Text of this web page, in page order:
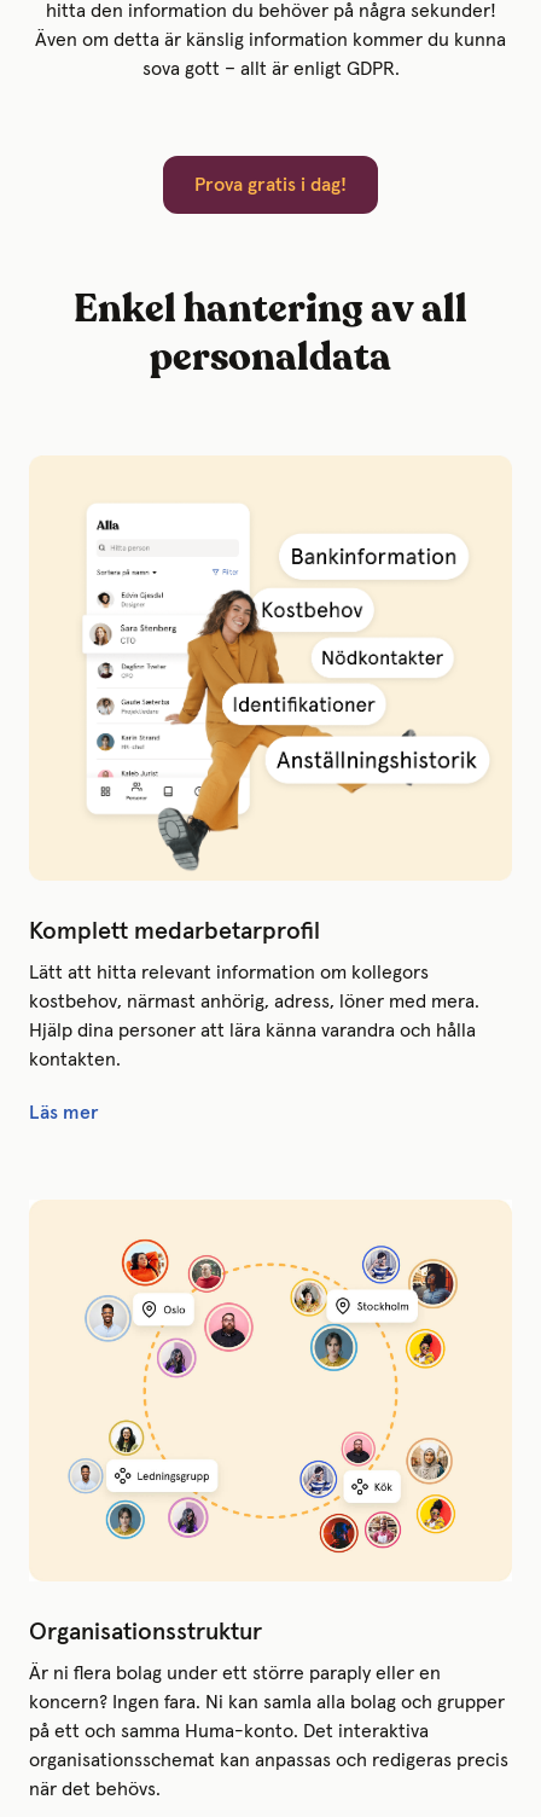
hitta den information du behöver på några sekunder!
Även om detta är känslig information kommer du kunna
sova gott – allt är enligt GDPR.
Prova gratis i dag!
Enkel hantering av all
personaldata
Komplett medarbetarprofil
Lätt att hitta relevant information om kollegors
kostbehov, närmast anhörig, adress, löner med mera.
Hjälp dina personer att lära känna varandra och hålla
kontakten.
Läs mer
Organisationsstruktur
Är ni flera bolag under ett större paraply eller en
koncern? Ingen fara. Ni kan samla alla bolag och grupper
på ett och samma Huma-konto. Det interaktiva
organisationsschemat kan anpassas och redigeras precis
när det behövs.